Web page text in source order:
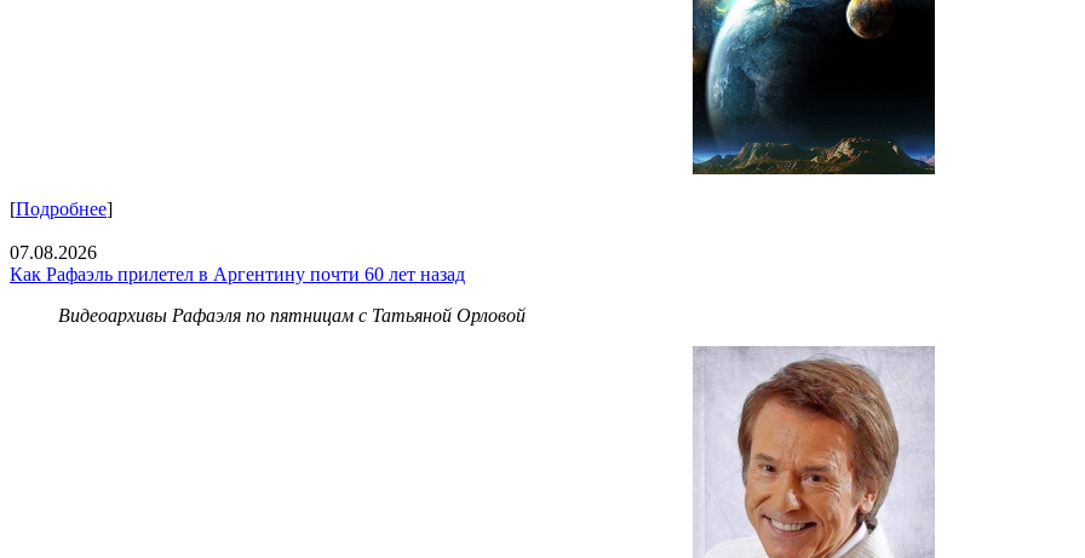
[Подробнее]
07.08.2026
Как Рафаэль прилетел в Аргентину почти 60 лет назад
Видеоархивы Рафаэля по пятницам с Татьяной Орловой